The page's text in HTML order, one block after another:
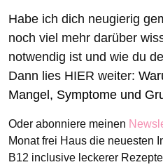
Habe ich dich neugierig
noch viel mehr darüber
notwendig ist und wie du
Dann lies HIER weiter:
Mangel, Symptome und
Oder abonniere meinen
Monat frei Haus die neuesten
B12 inclusive leckerer